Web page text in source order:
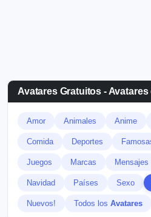
Avatares Gratuitos -
Amor Animales Anime
Comida Deportes
Juegos Marcas Mensajes
Navidad Países Sexo
Nuevos! Todos los Avatares